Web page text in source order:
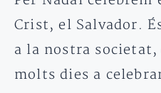
Crist, el Salvador.
a la nostra societat,
molts dies a